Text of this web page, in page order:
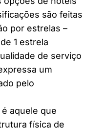
são feitas
por estrelas –
1 estrela
de serviço
um
pelo
aquele que
física de